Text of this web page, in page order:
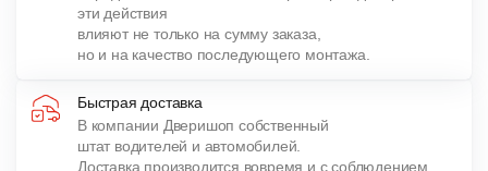
эти действия
влияют не только на сумму заказа,
но и на качество последующего монтажа.
Быстрая доставка
В компании Дверишоп собственный
штат водителей и автомобилей.
Доставка производится вовремя и с соблюдением